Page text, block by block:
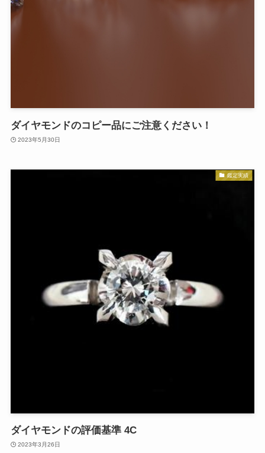
ダイヤモンドのコピー品にご注意ください！
2023年5月30日
鑑定実績
ダイヤモンドの評価基準 4C
2023年3月26日